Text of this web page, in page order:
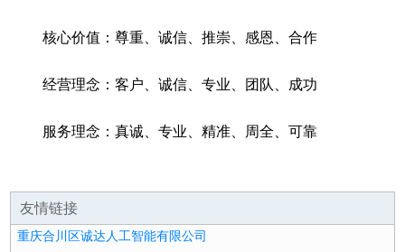
核心价值：尊重、诚信、推崇、感恩、合作
经营理念：客户、诚信、专业、团队、成功
服务理念：真诚、专业、精准、周全、可靠
友情链接
重庆合川区诚达人工智能有限公司